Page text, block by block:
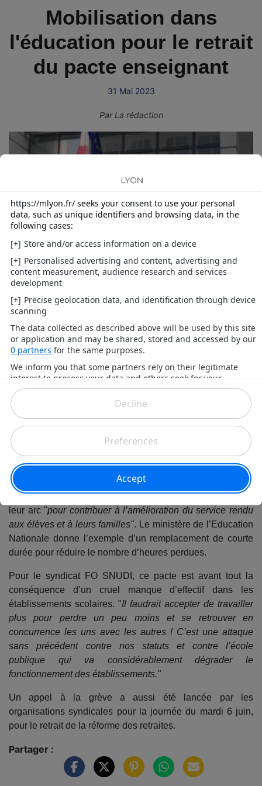
Mobilisation dans
l'éducation pour le retrait
du pacte enseignant
31 Mai 2023
Par La rédaction
Un rassemblement est prévu à Lyon ce mercredi
après-midi.
Le rendez-vous est donné à 15h30 dans le 7ème
arrondissement devant le rectorat de Lyon à l’appel de six
organisations syndicales de l'Education nationale du
département du Rhône (FO, SNES, SNUEP, SUD, CNT,
SNALC).
15h30 devant le Rectorat
Cette mobilisation vise à s'élever contre la réforme des
retraites mais aussi pour demander le retrait du pacte
enseignant, présentée par le gouvernement comme une
revalorisation liée à l’exercice de nouvelles missions. Les
enseignants qui le souhaitent pourront ajouter une corde à
leur arc "pour contribuer à l’amélioration du service rendu
aux élèves et à leurs familles". Le ministère de l’Education
Nationale donne l’exemple d’un remplacement de courte
durée pour réduire le nombre d’heures perdues.
Pour le syndicat FO SNUDI, ce pacte est avant tout la
conséquence d’un cruel manque d’effectif dans les
établissements scolaires. "Il faudrait accepter de travailler
plus pour perdre un peu moins et se retrouver en
concurrence les uns avec les autres ! C’est une attaque
sans précédent contre nos statuts et contre l’école
publique qui va considérablement dégrader le
fonctionnement des établissements."
Un appel à la grève a aussi été lancée par les
organisations syndicales pour la journée du mardi 6 juin,
pour le retrait de la réforme des retraites.
Partager :